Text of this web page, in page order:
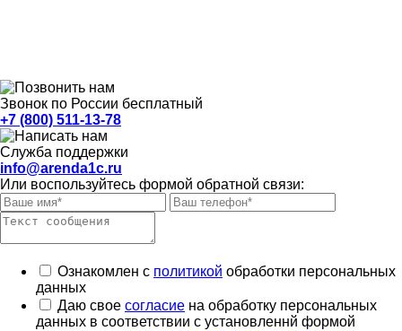
Звонок по России бесплатный
+7 (800) 511-13-78
Служба поддержки
info@arenda1c.ru
Или воспользуйтесь формой обратной связи:
Ознакомлен с политикой обработки персональных
данных
Даю свое согласие на обработку персональных
данных в соответствии с установленнй формой